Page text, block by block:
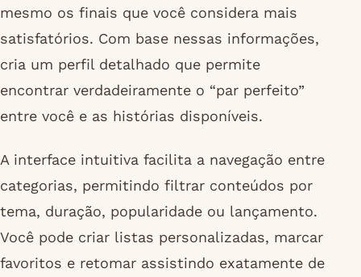
mesmo os finais que você considera mais
satisfatórios. Com base nessas informações,
cria um perfil detalhado que permite
encontrar verdadeiramente o “par perfeito”
entre você e as histórias disponíveis.
A interface intuitiva facilita a navegação entre
categorias, permitindo filtrar conteúdos por
tema, duração, popularidade ou lançamento.
Você pode criar listas personalizadas, marcar
favoritos e retomar assistindo exatamente de